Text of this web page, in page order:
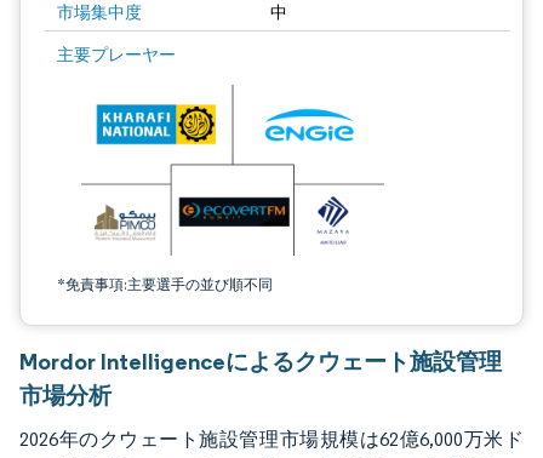
市場集中度 中
主要プレーヤー
*免責事項:主要選手の並び順不同
画像 © Mordor Intelligence。再利用にはCC BY 4.0の表示が必要です。
Mordor Intelligenceによるクウェート施設管理
市場分析
2026年のクウェート施設管理市場規模は62億6,000万米ド